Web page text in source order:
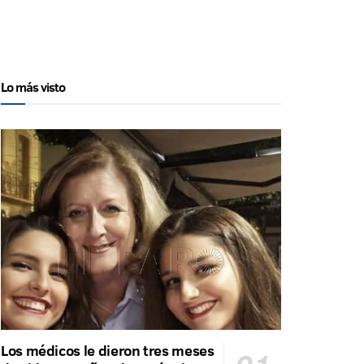
Lo más visto
Los médicos le dieron tres meses